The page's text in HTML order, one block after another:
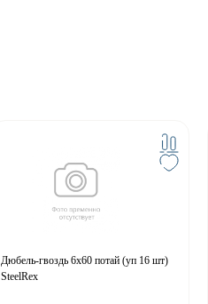
Дюбель-гвоздь 6x60 потай (уп 16 шт)
SteelRex